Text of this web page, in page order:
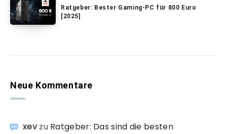
Ratgeber: Bester Gaming-PC für 800 Euro
[2025]
Neue Kommentare
xevzu Ratgeber: Das sind die besten